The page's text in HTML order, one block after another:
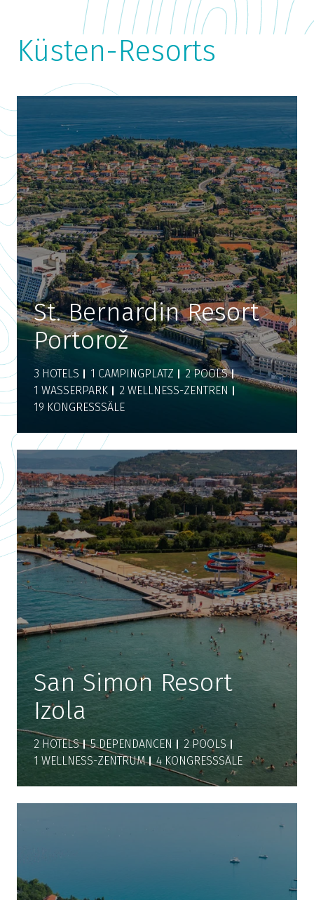
Lassen Sie sich vom Duft
des Meeres entspannen
Küsten-Resorts
St. Bernardin Resort
Portorož
3 HOTELS 1 CAMPINGPLATZ
2 POOLS
1 WASSERPARK
2 WELLNESS-ZENTREN
19 KONGRESSSÄLE
San Simon Resort
Izola
2 HOTELS 5 DEPENDANCEN
2 POOLS
1 WELLNESS-ZENTRUM
4 KONGRESSSÄLE